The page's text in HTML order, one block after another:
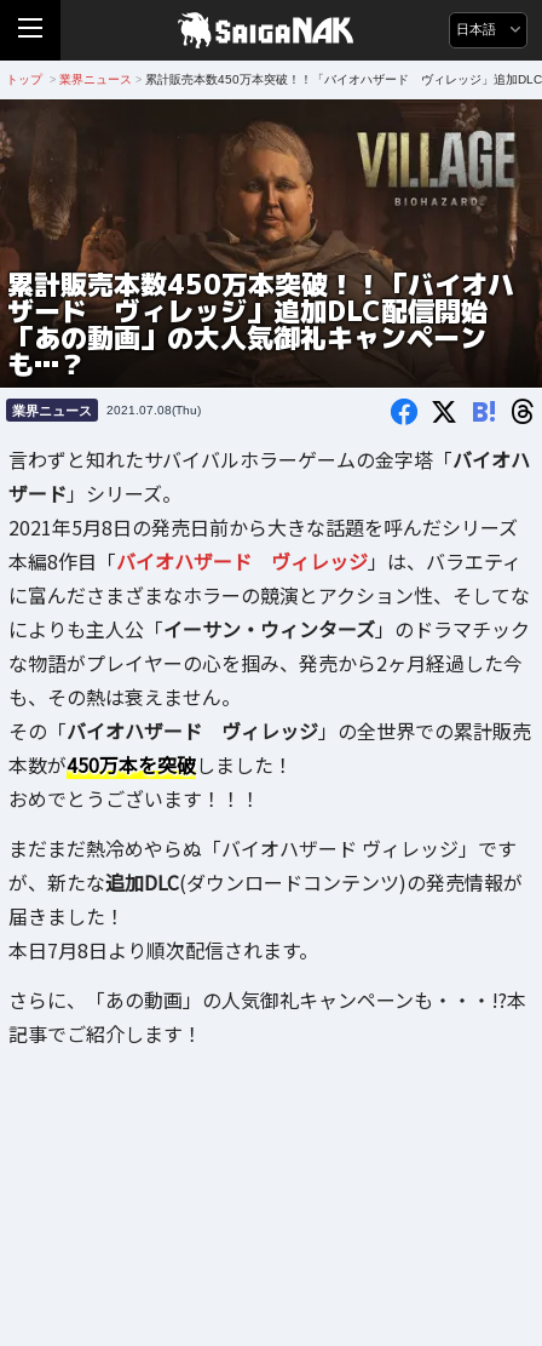
日本語
トップ > 業界ニュース > 累計販売本数450万本突破！！「バイオハザード ヴィレッジ」追加
累計販売本数450万本突破！！「バイオハ
ザード ヴィレッジ」追加DLC配信開始
「あの動画」の大人気御礼キャンペーン
も…？
業界ニュース 2021.07.08(Thu) B!
言わずと知れたサバイバルホラーゲームの金字塔「バイオハ
ザード 」シリーズ。
2021年5月8日の発売日前から大きな話題を呼んだシリーズ
本編8作目「バイオハザード ヴィレッジ」は、バラエティ
に富んださまざまなホラーの競演とアクション性、そしてな
によりも主人公「イーサン・ウィンターズ」のドラマチック
な物語がプレイヤーの心を掴み、発売から2ヶ月経過した今
も、その熱は衰えません。
その「バイオハザード ヴィレッジ」の全世界での累計販売
本数が450万本を突破しました！
おめでとうございます！！！
まだまだ熱冷めやらぬ「バイオハザード ヴィレッジ」です
が、新たな追加DLC(ダウンロードコンテンツ)の発売情報が
届きました！
本日7月8日より順次配信されます。
さらに、「あの動画」の人気御礼キャンペーンも・・・!?本
記事でご紹介します！